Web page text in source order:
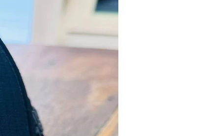
Cleaner AIII tem muitas áreas
indústria, na oficina, agricultura
etc.
tambor e a disco, lonas, sapatas,
molas e pastilhas Embraiagem
da embreagem, placa de
e componentes de embreagem
mudança automática de
porta-rodas planetárias, bomba
cintas de freio, embreagens e
montagem e reparação
bomba de gasolina,